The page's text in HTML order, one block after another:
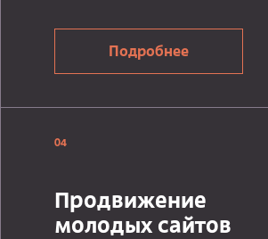
Подробнее
04
Продвижение
молодых сайтов